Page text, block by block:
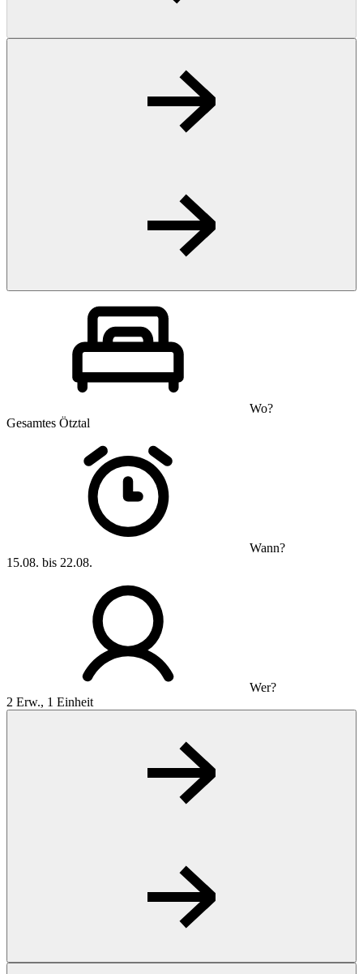
Wo?
Gesamtes Ötztal
Wann?
15.08. bis 22.08.
Wer?
2 Erw., 1 Einheit